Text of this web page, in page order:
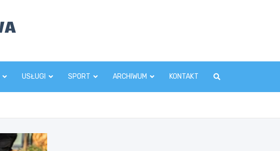
USŁUGI SPORT ARCHIWUM KONTAKT